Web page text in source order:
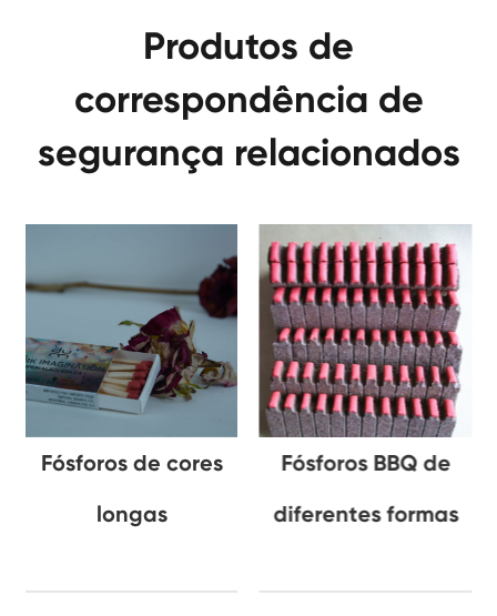
Produtos de
correspondência de
segurança relacionados
Fósforos de cores
longas
Fósforos BBQ de
diferentes formas